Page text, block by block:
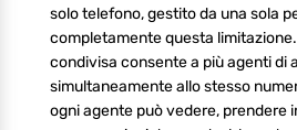
solo telefono, gestito da una sola
completamente questa
condivisa consente a più agenti di
simultaneamente allo stesso
ogni agente può vedere, prendere